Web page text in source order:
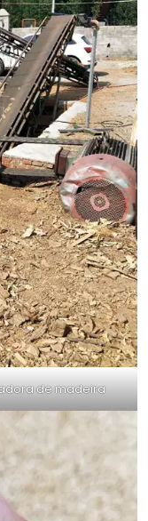
de madeira